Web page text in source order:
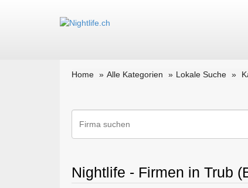
Home Alle Kategorien Lokale Suche
Nightlife - Firmen in Trub